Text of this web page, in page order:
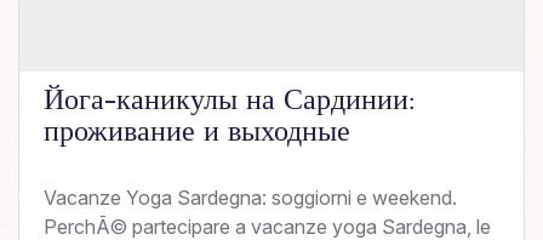
Йога-каникулы на Сардинии:
проживание и выходные
Vacanze Yoga Sardegna: soggiorni e weekend.
PerchÃ© partecipare a vacanze yoga Sardegna, le